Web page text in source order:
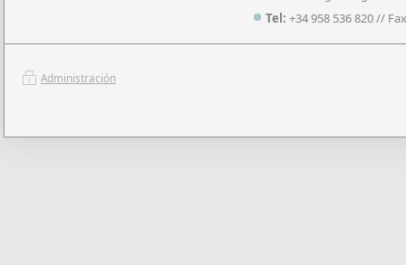
Tel: +34 958 536 820 //
Administración